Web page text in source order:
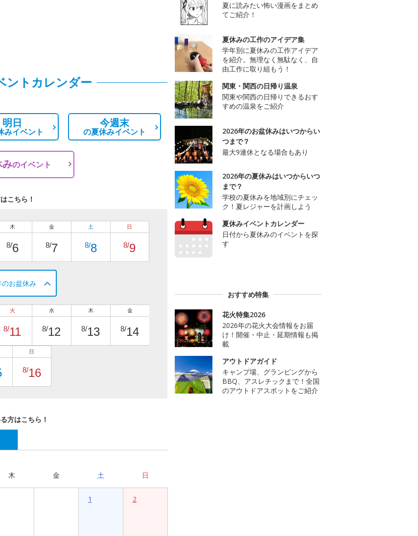
ントカレンダー
明日
みイベント
今週末
の夏休みイベント
のイベント
こちら！
木
8/6
金
8/7
土
8/8
日
8/9
のお盆休み
火
8/11
水
8/12
木
8/13
金
8/14
日
8/16
方はこちら！
木 金 土 日
1 2
夏に読みたい怖い漫画をまとめ
てご紹介！
夏休みの工作のアイデア集
学年別に夏休みの工作アイデア
を紹介。無理なく無駄なく、自
由工作に取り組もう！
関東・関西の日帰り温泉
関東や関西の日帰りできるおす
すめの温泉をご紹介
2026年のお盆休みはいつからい
つまで？
最大9連休となる場合もあり
2026年の夏休みはいつからいつ
まで？
学校の夏休みを地域別にチェッ
ク！夏レジャーを計画しよう
夏休みイベントカレンダー
日付から夏休みのイベントを探
す
おすすめ特集
花火特集2026
2026年の花火大会情報をお届
け！開催・中止・延期情報も掲
載
アウトドアガイド
キャンプ場、グランピングから
BBQ、アスレチックまで！全国
のアウトドアスポットをご紹介